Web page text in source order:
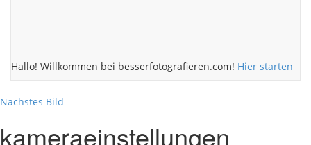
Hallo! Willkommen bei besserfotografieren.com! Hier starten
Nächstes Bild
kameraeinstellungen